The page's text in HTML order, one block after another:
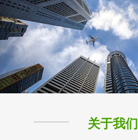
关于我们